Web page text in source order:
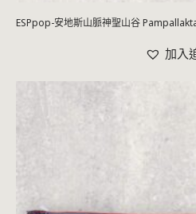
ESPpop-安地斯山脈神聖山谷
加入